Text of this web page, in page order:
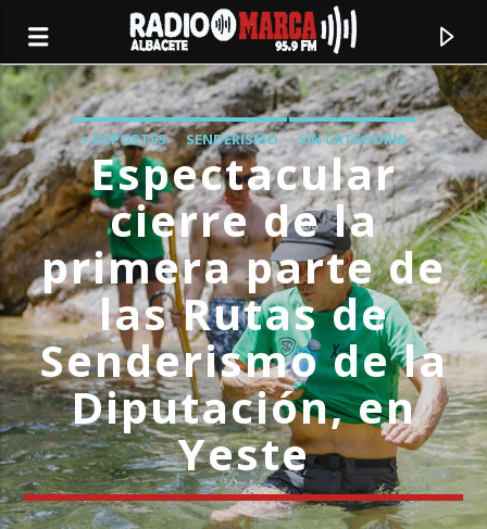
Canción actual
Radio Marca
Albacete
+ DEPORTES SENDERISMO
SIN CATEGORÍA
ÚLTIMA HORA
Espectacular
cierre de la
primera parte de
las Rutas de
Senderismo de la
Diputación, en
Yeste